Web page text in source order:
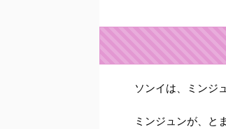
ソンイは、ミンジ
ミンジュンが、と